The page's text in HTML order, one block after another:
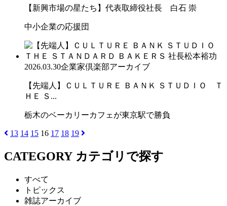
【新興市場の星たち】代表取締役社長 白石 崇
中小企業の応援団
2026.03.30企業家倶楽部アーカイブ
【先端人】ＣＵＬＴＵＲＥ ＢＡＮＫ ＳＴＵＤＩＯ Ｔ
ＨＥ Ｓ...
栃木のベーカリーカフェが東京駅で勝負
13 14 15 16 17 18 19
CATEGORY カテゴリで探す
すべて
トピックス
雑誌アーカイブ